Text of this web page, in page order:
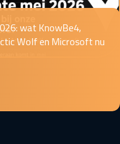
wat KnowBe4,
Wolf en Microsoft nu